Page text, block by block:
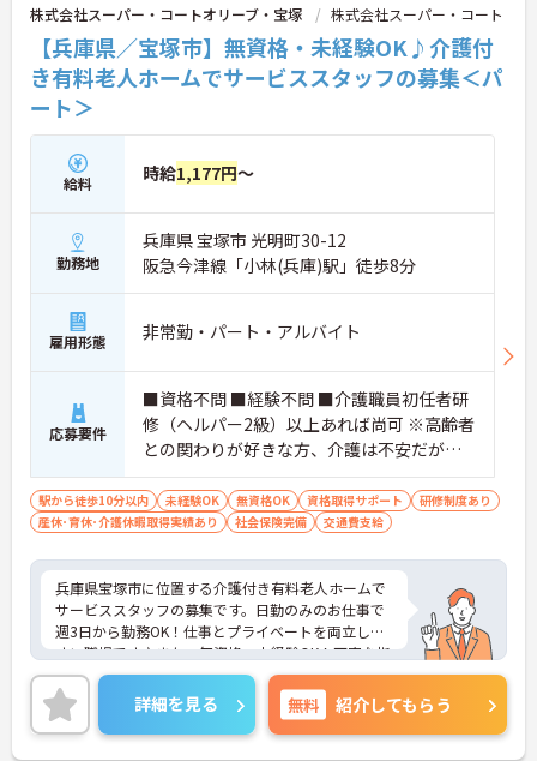
株式会社スーパー・コートオリーブ・宝塚 株式会社スーパー・コート
【兵庫県／宝塚市】無資格・未経験OK♪介護付
き有料老人ホームでサービススタッフの募集＜パ
ート＞
給料 時給1,177円～
勤務地
兵庫県 宝塚市 光明町30-12
阪急今津線「小林(兵庫)駅」徒歩8分
雇用形態 非常勤・パート・アルバイト
応募要件
■資格不問 ■経験不問 ■介護職員初任者研
修（ヘルパー2級）以上あれば尚可 ※高齢者
との関わりが好きな方、介護は不安だがサ
ポート役として働きたい方、お客様に喜ん
でもらいたい気持ちがある方に適していま
す。
駅から徒歩10分以内 未経験OK 無資格OK 資格取得サポート
研修制度あり
産休･育休･介護休暇取得実績あり
社会保険完備 交通費支給
兵庫県宝塚市に位置する介護付き有料老人ホームで
サービススタッフの募集です。日勤のみのお仕事で
週3日から勤務OK！仕事とプライベートを両立しや
すい職場です♪また、無資格・未経験OK！丁寧な指
導があるので、安心してお仕事スタートいただけま
す◎また、ご興味のある方はご面接のポイントお伝
えしますのでご気軽にお問い合わせください。
詳細を見る 無料 紹介してもらう